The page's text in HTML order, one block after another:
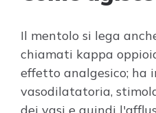
Il mentolo si lega
chiamati kappa
effetto analgesico; ha
vasodilatatoria,